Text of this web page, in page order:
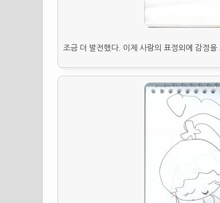
조금 더 발전했다. 이제 사람의 표정외에 감정